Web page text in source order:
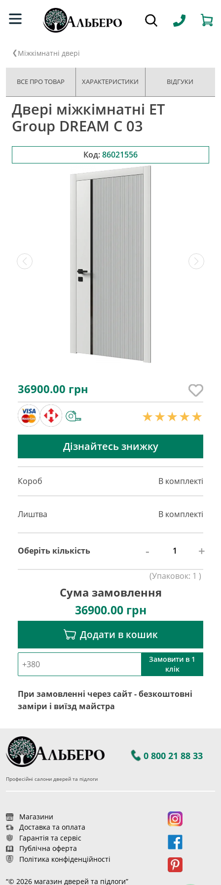
Міжкімнатні двері
ВСЕ ПРО ТОВАР ХАРАКТЕРИСТИКИ ВІДГУКИ
Двері міжкімнатні ET
Group DREAM C 03
Код:86021556
36900.00 грн
Дізнайтесь знижку
Короб В комплекті
Лиштва В комплекті
Оберіть кількість - +
(Упаковок: 1 )
Сума замовлення
36900.00грн
Додати в кошик
Замовити в 1
клік
При замовленні через сайт - безкоштовні
заміри і виїзд майстра
0 800 21 88 33
Професійні салони дверей та підлоги
Магазини
Доставка та оплата
Гарантія та сервіс
Публічна оферта
Політика конфіденційності
“© 2026 магазин дверей та підлоги”